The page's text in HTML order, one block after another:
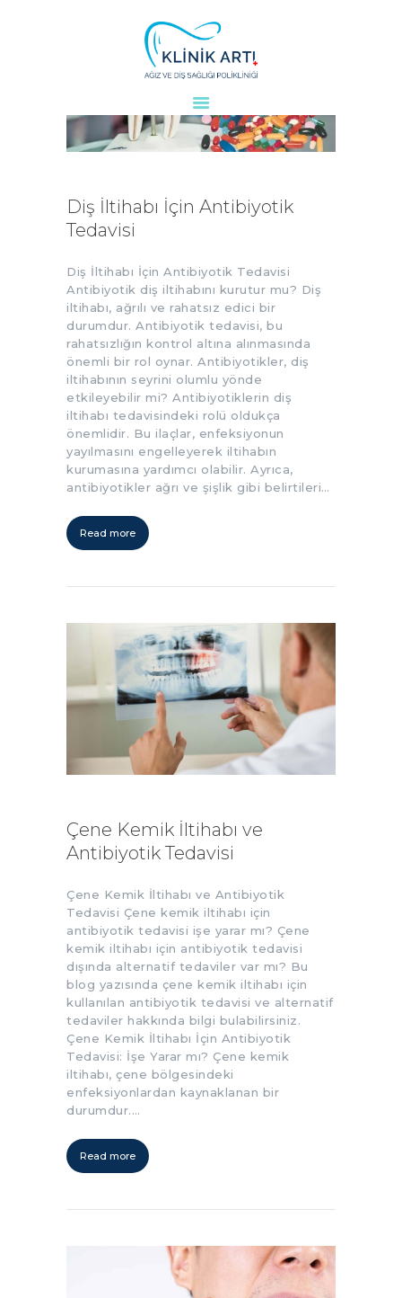
ANASAYFA
KURUMSAL
TEDAVILER
VAKALAR
AYDINLATMA
METNI
BLOG
KLINIĞIMIZ
İLETIŞIM
Diş İltihabı İçin Antibiyotik
Tedavisi
Diş İltihabı İçin Antibiyotik Tedavisi
Antibiyotik diş iltihabını kurutur mu? Diş
iltihabı, ağrılı ve rahatsız edici bir
durumdur. Antibiyotik tedavisi, bu
rahatsızlığın kontrol altına alınmasında
önemli bir rol oynar. Antibiyotikler, diş
iltihabının seyrini olumlu yönde
etkileyebilir mi? Antibiyotiklerin diş
iltihabı tedavisindeki rolü oldukça
önemlidir. Bu ilaçlar, enfeksiyonun
yayılmasını engelleyerek iltihabın
kurumasına yardımcı olabilir. Ayrıca,
antibiyotikler ağrı ve şişlik gibi belirtileri…
Read more
Çene Kemik İltihabı ve
Antibiyotik Tedavisi
Çene Kemik İltihabı ve Antibiyotik
Tedavisi Çene kemik iltihabı için
antibiyotik tedavisi işe yarar mı? Çene
kemik iltihabı için antibiyotik tedavisi
dışında alternatif tedaviler var mı? Bu
blog yazısında çene kemik iltihabı için
kullanılan antibiyotik tedavisi ve alternatif
tedaviler hakkında bilgi bulabilirsiniz.
Çene Kemik İltihabı İçin Antibiyotik
Tedavisi: İşe Yarar mı? Çene kemik
iltihabı, çene bölgesindeki
enfeksiyonlardan kaynaklanan bir
durumdur.…
Read more